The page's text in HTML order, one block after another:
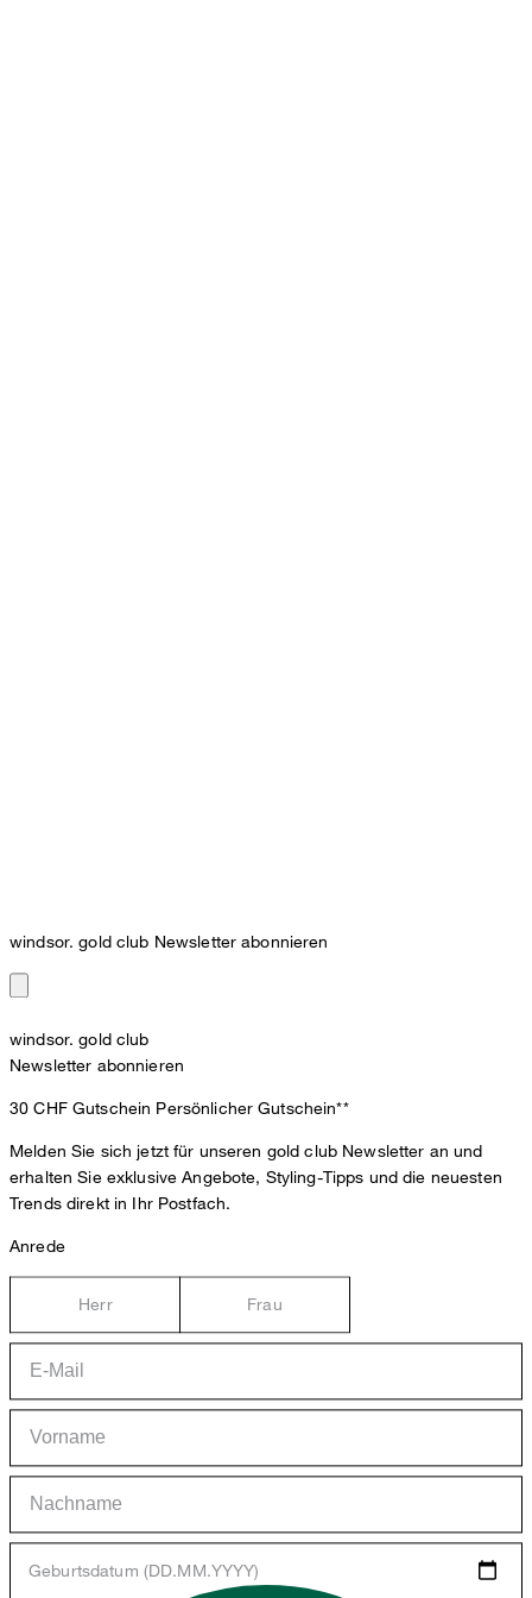
windsor. gold club Newsletter abonnieren
windsor. gold club
Newsletter abonnieren
30 CHF Gutschein Persönlicher Gutschein**
Melden Sie sich jetzt für unseren gold club Newsletter an und
erhalten Sie exklusive Angebote, Styling-Tipps und die neuesten
Trends direkt in Ihr Postfach.
Anrede
Herr Frau
Geburtsdatum (DD.MM.YYYY)